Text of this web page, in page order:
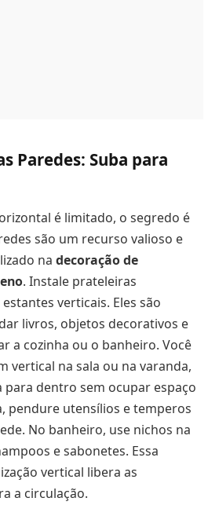
Paredes: Suba para
é limitado, o segredo é
são um recurso valioso e
na decoração de
. Instale prateleiras
verticais. Eles são
livros, objetos decorativos e
a cozinha ou o banheiro. Você
vertical na sala ou na varanda,
para dentro sem ocupar espaço
pendure utensílios e temperos
No banheiro, use nichos na
e sabonetes. Essa
vertical libera as
a circulação.